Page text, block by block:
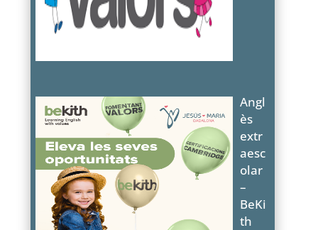
Angl
ès
extr
aesc
olar
–
BeKi
th